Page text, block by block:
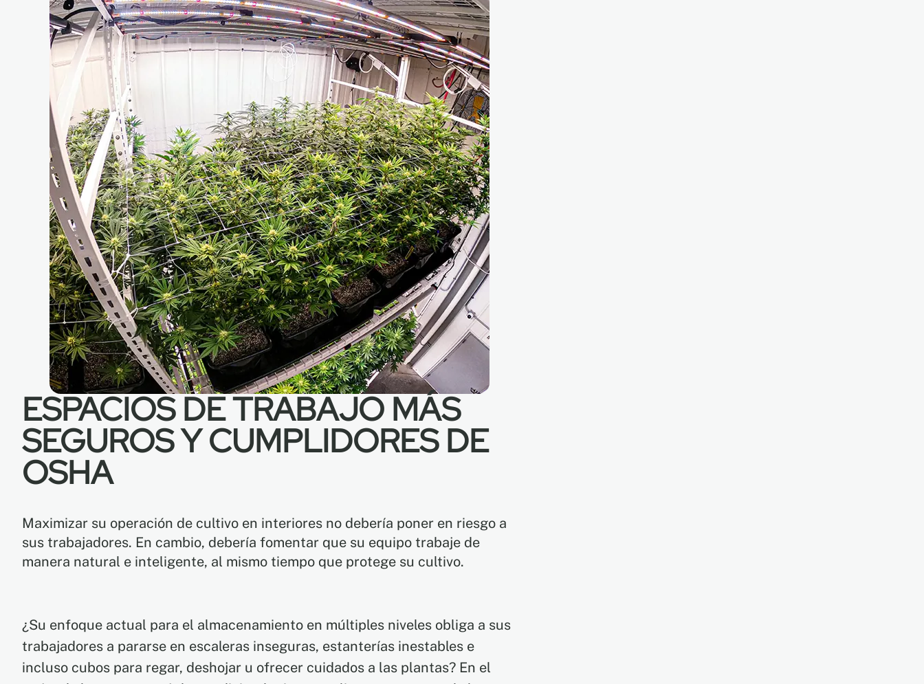
ESPACIOS DE TRABAJO MÁS
SEGUROS Y CUMPLIDORES DE
OSHA
Maximizar su operación de cultivo en interiores no debería poner en riesgo a
sus trabajadores. En cambio, debería fomentar que su equipo trabaje de
manera natural e inteligente, al mismo tiempo que protege su cultivo.
¿Su enfoque actual para el almacenamiento en múltiples niveles obliga a sus
trabajadores a pararse en escaleras inseguras, estanterías inestables e
incluso cubos para regar, deshojar u ofrecer cuidados a las plantas? En el